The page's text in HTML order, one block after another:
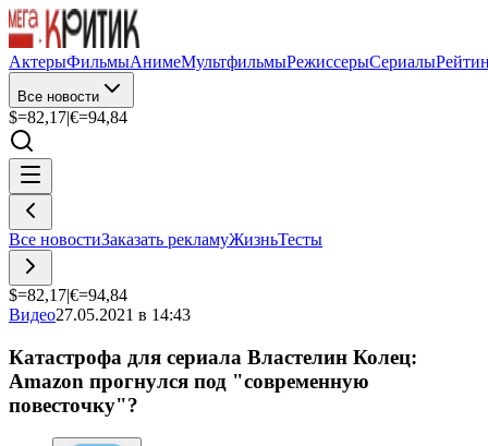
АктерыФильмыАнимеМультфильмыРежиссерыСериалы
Все новости
$=82,17|€=94,84
Все новостиЗаказать рекламуЖизньТесты
$=82,17|€=94,84
Видео27.05.2021 в 14:43
Катастрофа для сериала Властелин Колец:
Amazon прогнулся под "современную
повесточку"?